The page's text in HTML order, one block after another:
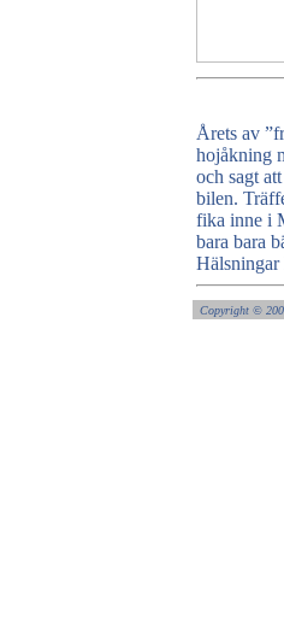
Årets av
hojåkning
och sagt
bilen.
fika inne i
bara bara
Hälsningar
Copyright ©